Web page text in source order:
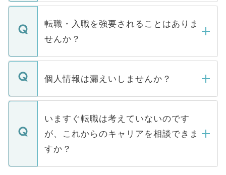
ます。通常、5営業日以内にはご連絡をせて
いただきますので、しばらくお待ちくださ
マイナビDOCTORで取り扱っている求人の
うち約3割は、Webサイトからご覧いただ
けない「非公開求人」です。非公開求人は
下記の理由によって、一般には公開してい
ません。
■応募殺到を避けるため 人気のある医療機
関を公にしてしまうと、応募が殺到する場
に、医療機関が求める条件に合った人材の
みを人材紹介会社に依頼するケースが増え
ています。
転職・入職を強要されることはありま
せんか？
転職・入職を強要することは一切ありませ
ん。また、仮に応募先から内定をいただい
定を承諾する必要はありません。内定先へ
の辞退の連絡はキャリアパートナーが行い
個人情報は漏えいしませんか？
個人情報が漏えいすることはありませんの
で、ご安心ください。当サイトからの登録
などで収集したご登録者様の個人情報は、
ご本人のキャリアアップおよび転職活動の
支援を目的に使用いたします。お預かりし
ているすべての個人データはご本人の許可
いますぐ転職は考えていないのです
が、これからのキャリアを相談できま
すか？